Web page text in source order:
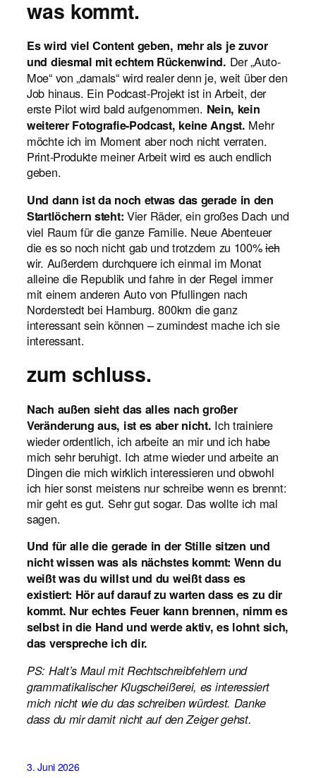
was kommt.
Es wird viel Content geben, mehr als je zuvor
und diesmal mit echtem Rückenwind. Der „Auto-
Moe“ von „damals“ wird realer denn je, weit über den
Job hinaus. Ein Podcast-Projekt ist in Arbeit, der
erste Pilot wird bald aufgenommen. Nein, kein
weiterer Fotografie-Podcast, keine Angst. Mehr
möchte ich im Moment aber noch nicht verraten.
Print-Produkte meiner Arbeit wird es auch endlich
geben.
Und dann ist da noch etwas das gerade in den
Startlöchern steht: Vier Räder, ein großes Dach und
viel Raum für die ganze Familie. Neue Abenteuer
die es so noch nicht gab und trotzdem zu 100%ich
wir. Außerdem durchquere ich einmal im Monat
alleine die Republik und fahre in der Regel immer
mit einem anderen Auto von Pfullingen nach
Norderstedt bei Hamburg. 800km die ganz
interessant sein können – zumindest mache ich sie
interessant.
zum schluss.
Nach außen sieht das alles nach großer
Veränderung aus, ist es aber nicht. Ich trainiere
wieder ordentlich, ich arbeite an mir und ich habe
mich sehr beruhigt. Ich atme wieder und arbeite an
Dingen die mich wirklich interessieren und obwohl
ich hier sonst meistens nur schreibe wenn es brennt:
mir geht es gut. Sehr gut sogar. Das wollte ich mal
sagen.
Und für alle die gerade in der Stille sitzen und
nicht wissen was als nächstes kommt: Wenn du
weißt was du willst und du weißt dass es
existiert: Hör auf darauf zu warten dass es zu dir
kommt. Nur echtes Feuer kann brennen, nimm es
selbst in die Hand und werde aktiv, es lohnt sich,
das verspreche ich dir.
PS: Halt’s Maul mit Rechtschreibfehlern und
grammatikalischer Klugscheißerei, es interessiert
mich nicht wie du das schreiben würdest. Danke
dass du mir damit nicht auf den Zeiger gehst.
3. Juni 2026